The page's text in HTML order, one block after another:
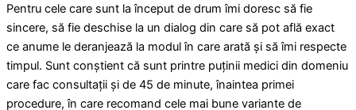
Pentru cele care sunt la început de drum îmi doresc să fie
sincere, să fie deschise la un dialog din care să pot află exact
ce anume le deranjează la modul în care arată și să îmi respecte
timpul. Sunt conștient că sunt printre puținii medici din domeniu
care fac consultații și de 45 de minute, înaintea primei
procedure, în care recomand cele mai bune variante de